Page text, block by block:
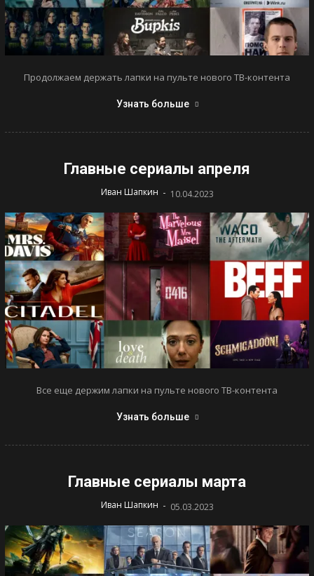
Продолжаем держать лапки на пульте нового ТВ-контента
Узнать больше
Главные сериалы апреля
Иван Шапкин - 10.04.2023
Все еще держим лапки на пульте нового ТВ-контента
Узнать больше
Главные сериалы марта
Иван Шапкин - 05.03.2023